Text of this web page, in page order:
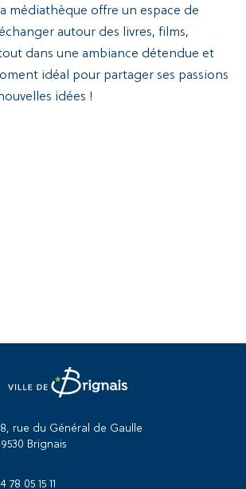
médiathèque offre un espace de
autour des livres, films,
dans une ambiance détendue et
idéal pour partager ses passions
idées !
rue du Général de Gaulle
Brignais
78 05 15 11